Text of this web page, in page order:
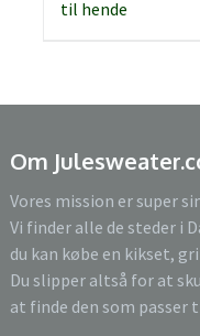
Om
Vores mission er super
Vi finder alle de steder i
du kan købe en kikset,
Du slipper altså for at
at finde den som passer